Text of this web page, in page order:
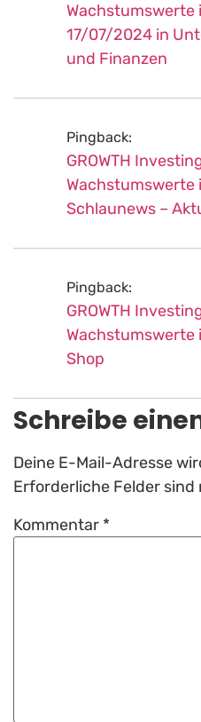
Wachstumswerte
17/07/2024 in
und Finanzen
Pingback:
GROWTH
Wachstumswerte
Schlaunews –
Pingback:
GROWTH
Wachstumswerte
Shop
Schreibe
Deine E-Mail-Adresse
Erforderliche Felder sind
Kommentar *